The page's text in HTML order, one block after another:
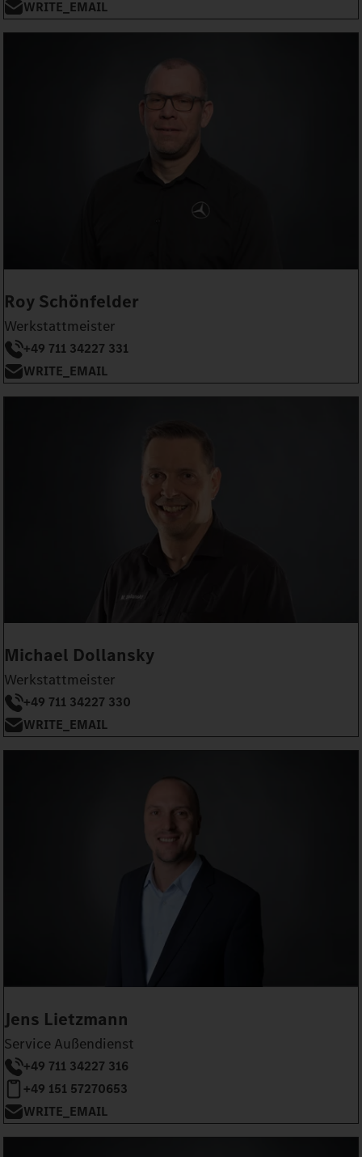
WRITE_EMAIL
Roy Schönfelder
Werkstattmeister
+49 711 34227 331
WRITE_EMAIL
Michael Dollansky
Werkstattmeister
+49 711 34227 330
WRITE_EMAIL
Jens Lietzmann
Service Außendienst
+49 711 34227 316
+49 151 57270653
WRITE_EMAIL